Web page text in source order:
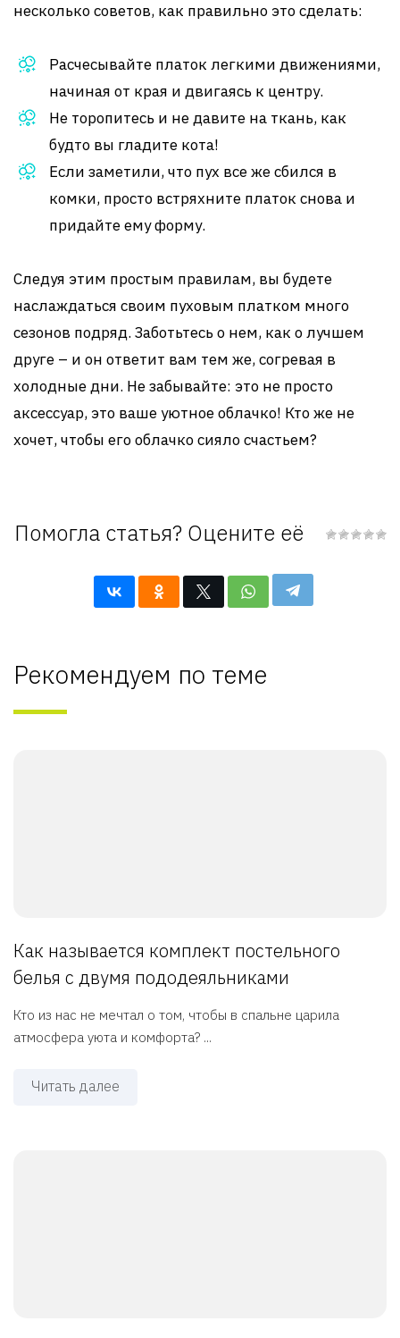
несколько советов, как правильно это сделать:
Расчесывайте платок легкими движениями,
начиная от края и двигаясь к центру.
Не торопитесь и не давите на ткань, как
будто вы гладите кота!
Если заметили, что пух все же сбился в
комки, просто встряхните платок снова и
придайте ему форму.
Следуя этим простым правилам, вы будете
наслаждаться своим пуховым платком много
сезонов подряд. Заботьтесь о нем, как о лучшем
друге – и он ответит вам тем же, согревая в
холодные дни. Не забывайте: это не просто
аксессуар, это ваше уютное облачко! Кто же не
хочет, чтобы его облачко сияло счастьем?
Помогла статья? Оцените её
Рекомендуем по теме
Как называется комплект постельного
белья с двумя пододеяльниками
Кто из нас не мечтал о том, чтобы в спальне царила
атмосфера уюта и комфорта? ...
Читать далее